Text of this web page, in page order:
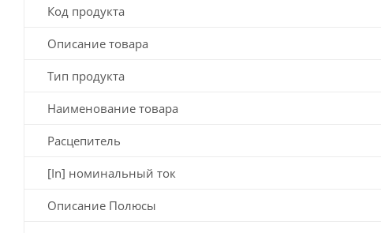
Код продукта
Описание товара
Тип продукта
Наименование товара
Расцепитель
[In] номинальный ток
Описание Полюсы